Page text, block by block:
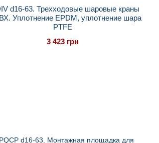
d16-63. Трехходовые шаровые краны
Уплотнение EPDM, уплотнение шара
PTFE
3 423 грн